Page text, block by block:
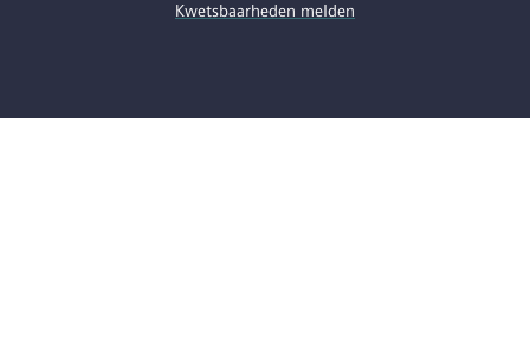
Kwetsbaarheden melden